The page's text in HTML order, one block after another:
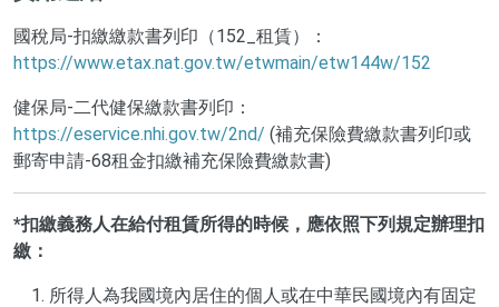
國稅局-扣繳繳款書列印（152_租賃）：
https://www.etax.nat.gov.tw/etwmain/etw144w/152
健保局-二代健保繳款書列印：
https://eservice.nhi.gov.tw/2nd/ (補充保險費繳款書列印或
郵寄申請-68租金扣繳補充保險費繳款書)
*扣繳義務人在給付租賃所得的時候，應依照下列規定辦理扣
繳：
所得人為我國境內居住的個人或在中華民國境內有固定